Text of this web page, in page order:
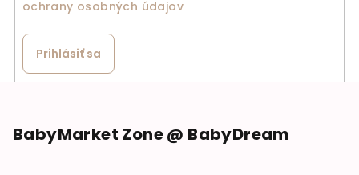
ochrany osobných údajov
Prihlásiť sa
BabyMarket Zone @ BabyDream